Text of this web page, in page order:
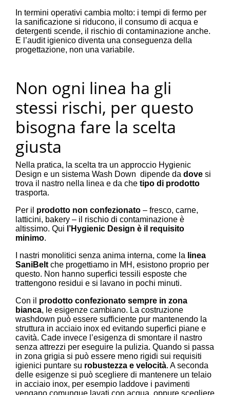
In termini operativi cambia molto: i tempi di fermo per
la sanificazione si riducono, il consumo di acqua e
detergenti scende, il rischio di contaminazione anche.
E l’audit igienico diventa una conseguenza della
progettazione, non una variabile.
Non ogni linea ha gli
stessi rischi, per questo
bisogna fare la scelta
giusta
Nella pratica, la scelta tra un approccio Hygienic
Design e un sistema Wash Down dipende da dove si
trova il nastro nella linea e da che tipo di prodotto
trasporta.
Per il prodotto non confezionato – fresco, carne,
latticini, bakery – il rischio di contaminazione è
altissimo. Qui l’Hygienic Design è il requisito
minimo.
I nastri monolitici senza anima interna, come la linea
SaniBelt che progettiamo in MH, esistono proprio per
questo. Non hanno superfici tessili esposte che
trattengono residui e si lavano in pochi minuti.
Con il prodotto confezionato sempre in zona
bianca, le esigenze cambiano. La costruzione
washdown può essere sufficiente pur mantenendo la
struttura in acciaio inox ed evitando superfici piane e
cavità. Cade invece l’esigenza di smontare il nastro
senza attrezzi per eseguire la pulizia. Quando si passa
in zona grigia si può essere meno rigidi sui requisiti
igienici puntare su robustezza e velocità. A seconda
delle esigenze si può scegliere di mantenere un telaio
in acciaio inox, per esempio laddove i pavimenti
vengano comunque lavati con acqua, oppure scegliere